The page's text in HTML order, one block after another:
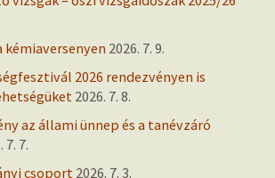
kémiaversenyen 2026. 7. 9.
2026 rendezvényen is
2026. 7. 8.
az állami ünnep és a tanévzáró
7. 7.
csoport 2026. 7. 3.